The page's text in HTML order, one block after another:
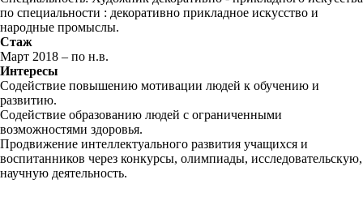
по специальности : декоративно прикладное искусство и
народные промыслы.
Стаж
Март 2018 – по н.в.
Интересы
Содействие повышению мотивации людей к обучению и
развитию.
Содействие образованию людей с ограниченными
возможностями здоровья.
Продвижение интеллектуального развития учащихся и
воспитанников через конкурсы, олимпиады, исследовательскую,
научную деятельность.